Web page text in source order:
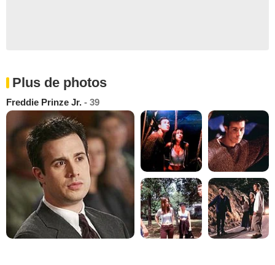
Plus de photos
Freddie Prinze Jr. - 39